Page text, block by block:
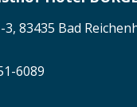
83435 Bad
6089